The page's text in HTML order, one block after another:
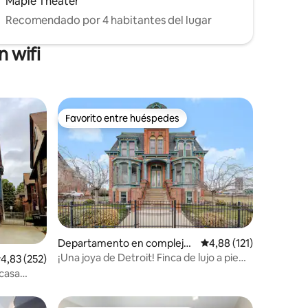
Recomendado por 4 habitantes del lugar
wifi
promedio: 4,83 de 5. 252 evaluaciones
4,83 (252)
Favorito entre huéspedes
Favorito entre huéspedes
Departamento en complejo
residencial en Detroit
Calificación promedio:
4,88 (121)
¡Una joya de Detroit! Finca de lujo a pie